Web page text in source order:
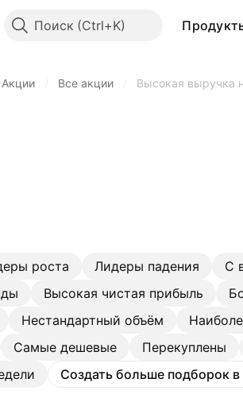
Поиск
Акции Все акции Высокая выручка
роста Лидеры падения С
Высокая чистая прибыль
Нестандартный объём
Самые дешевые Перекуплены
Создать больше подборок в